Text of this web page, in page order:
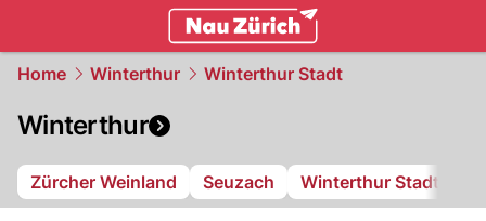
Home Winterthur Winterthur Stadt
Winterthur
Zürcher Weinland Seuzach Winterthur Stadt